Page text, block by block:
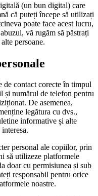
(un bun digital) care
că puteți începe să utilizați
poate face acest lucru,
vă rugăm să păstrați
persoane.
de contact corecte în timpul
și numărul de telefon pentru
De asemenea,
legătura cu dvs.,
informative și alte
personal ale copiilor, prin
să utilizeze platformele
doar cu permisiunea și sub
responsabil pentru orice
noastre.